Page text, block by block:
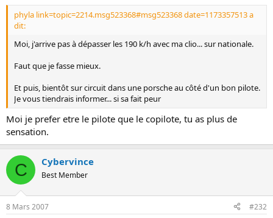
phyla link=topic=2214.msg523368#msg523368 date=1173357513 a
dit:
Moi, j'arrive pas à dépasser les 190 k/h avec ma clio... sur nationale.
Faut que je fasse mieux.
Et puis, bientôt sur circuit dans une porsche au côté d'un bon pilote.
Je vous tiendrais informer... si sa fait peur
Moi je prefer etre le pilote que le copilote, tu as plus de
sensation.
C Cybervince
Best Member
8 Mars 2007 #232